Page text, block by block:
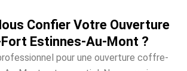
Confier Votre Ouverture
Estinnes-Au-Mont ?
pour une ouverture coffre-